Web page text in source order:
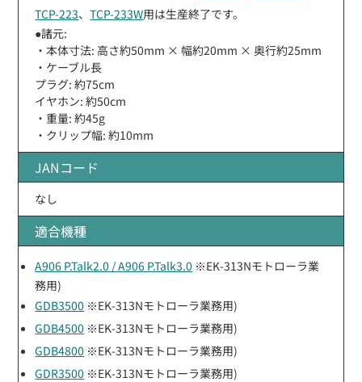
TCP-223、TCP-233W用は生産終了です。
●諸元:
・本体寸法: 高さ約50mm × 幅約20mm × 奥行約25mm
・ケーブル長
プラグ: 約75cm
イヤホン: 約50cm
・重量: 約45g
・クリップ幅: 約10mm
JANコード
なし
適合機種
A906 P.Talk2.0 / A906 P.Talk3.0 ※EK-313Nモトローラ業
務用)
GDB3500 ※EK-313Nモトローラ業務用)
GDB4500 ※EK-313Nモトローラ業務用)
GDB4800 ※EK-313Nモトローラ業務用)
GDR3500 ※EK-313Nモトローラ業務用)